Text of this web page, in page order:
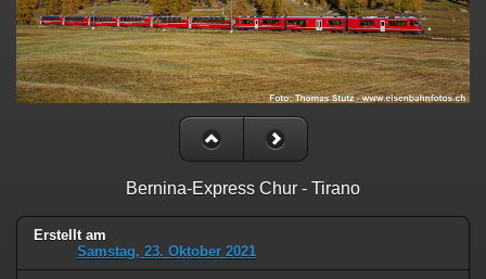
Bernina-Express Chur - Tirano
Erstellt am
Samstag, 23. Oktober 2021